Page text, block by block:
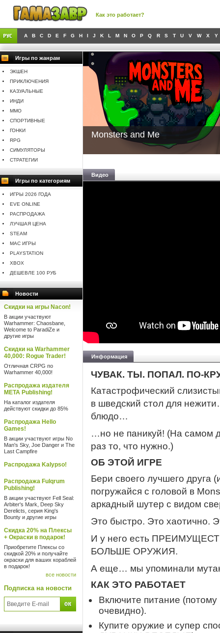
Как это работает?
A B C D E F G H I J K L M N O P Q R S T U V W X Y
Игры по жанрам
ЭКШЕН
ПРИКЛЮЧЕНИЯ
КАЗУАЛЬНЫЕ
ИНДИ
MMO
СПОРТИВНЫЕ
ГОНКИ
RPG
СИМУЛЯТОРЫ
СТРАТЕГИИ
Игры по категориям
ИГРЫ 2026 ГОДА
EVE ONLINE
РАСПРОДАЖА
ЛУЧШАЯ ЦЕНА
STEAM
MAC ИГРЫ
PLAYSTATION
XBOX
ДЕШЕВЛЕ 100 РУБ
Новости
Скидки на игры Nacon!
В акции участвуют
Warhammer: Chaosbane,
Welcome to ParadiZe и
другие игры
Скидки на Warhammer
40,000: Rogue Trader!
Отличная CRPG по
Warhammer 40,000!
Распродажа издателя
META Publishing!
На каталог издателя
действуют скидки до 85%
Распродажа Hello
Games!
В акции участвуют игры No
Man's Sky, Joe Danger и The
Last Campfire
Распродажа Kalypso!
Распродажа Fulqrum
Publishing!
В акции участвуют Fell Seal:
Arbiter's Mark, Deep Sky
Derelicts, серия King's
Bounty и другие игры
Скидка 20% на Плексы
+ Окраски в подарок!
Приобретите Плексы со
скидкой 20% и получайте
окраски для ваших кораблей
в подарок!
все новости
Подписка на новости
Monsters and Me
Видео
Информация
ЧУВАК. ТЫ. ПОПАЛ. ПО-
Катастрофический
в шведский стол для
блюдо…
…но не паникуй! (На самом
раз то, что нужно.)
ОБ ЭТОЙ ИГРЕ
Бери своего лучшего друга
погружайся с головой в
аркадный шутер с видом
Это быстро. Это хаотично.
И у него есть
БОЛЬШЕ ОРУЖИЯ.
А еще… мы упоминали
КАК ЭТО РАБОТАЕТ
Включите питание (потому
очевидно).
Купите оружие и супер